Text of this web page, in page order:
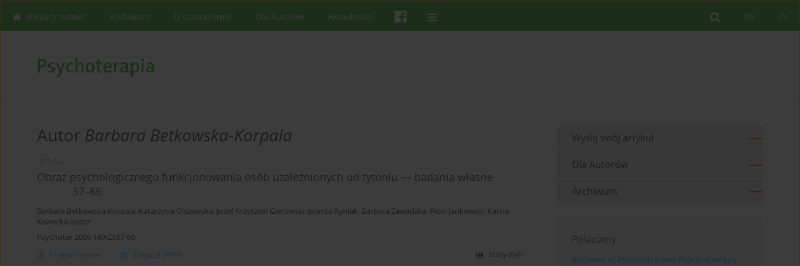
PL
EN
Bieżący numer Archiwum O czasopiśmie Dla Autorów Aktualności
Autor Barbara Betkowska-Korpala
Obraz psychologicznego funkcjonowania osób uzależnionych od tytoniu — badania własne
57–66
Barbara Betkowska-Korpala, Katarzyna Olszewska, Jozef Krzysztof Gierowski, Jolanta Ryniak, Barbara Zawadzka, Piotr Jankowski, Kalina
Kawecka-Jaszcz
Psychoter 2009;149(2):57-66
Streszczenie Artykuł (PDF) Statystyki
Wyślij swój artykuł
Dla Autorów
Archiwum
Polecamy
Archives of Psychiatry and Psychotherapy